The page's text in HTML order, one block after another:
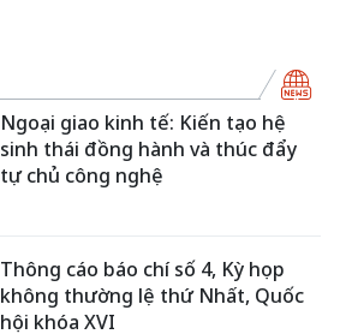
Ngoại giao kinh tế: Kiến tạo hệ
sinh thái đồng hành và thúc đẩy
tự chủ công nghệ
Thông cáo báo chí số 4, Kỳ họp
không thường lệ thứ Nhất, Quốc
hội khóa XVI